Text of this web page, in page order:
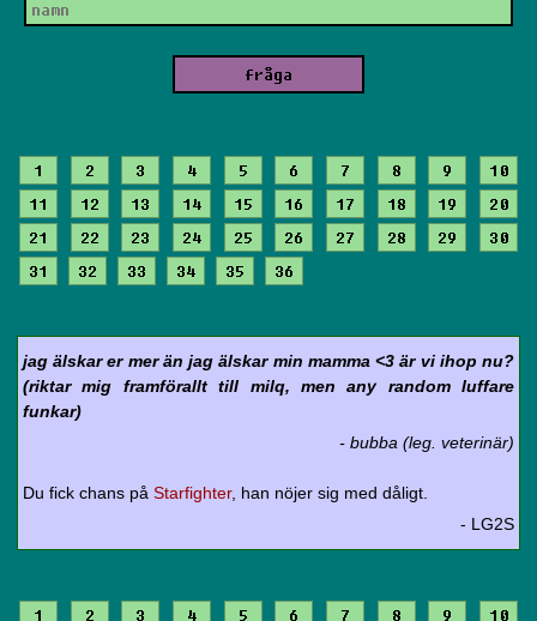
1 2 3 4 5 6 7 8 9
10
11
12 13 14 15 16 17 18 19
20
21
22 23 24 25 26 27 28 29
30
31
32 33 34 35 36
jag älskar er mer än jag älskar min mamma <3 är vi ihop nu?
(riktar mig framförallt till milq, men any random luffare
funkar)
- bubba (leg. veterinär)
Du fick chans på Starfighter, han nöjer sig med dåligt.
- LG2S
1 2 3 4 5 6 7 8 9 10